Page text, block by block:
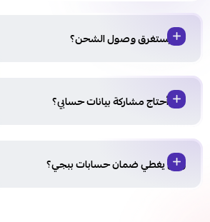
كم يستغرق وصول الشحن؟
هل أحتاج مشاركة بيانات حسابي؟
وش يغطي ضمان حسابات ببجي؟